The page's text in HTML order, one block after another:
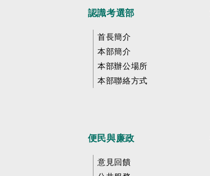
認識考選部
首長簡介
本部簡介
本部辦公場所
本部聯絡方式
便民與廉政
意見回饋